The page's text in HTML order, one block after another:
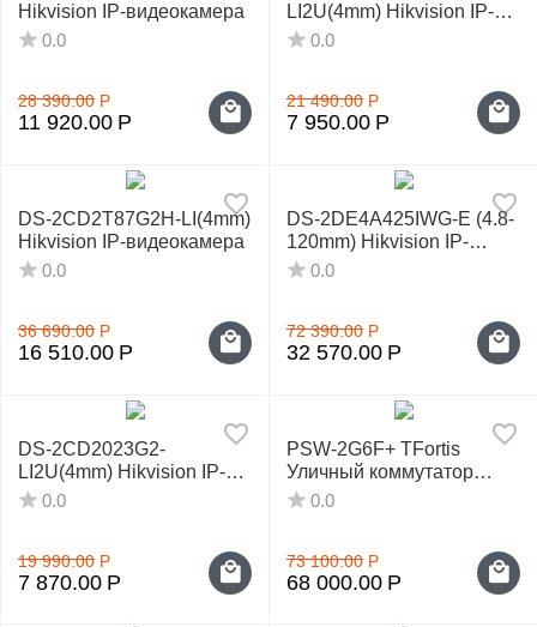
Hikvision IP-видеокамера
0.0
28 390.00 Р
11 920.00 Р
LI2U(4mm) Hikvision IP-
видеокамера
0.0
21 490.00 Р
7 950.00 Р
DS-2CD2T87G2H-LI(4mm)
Hikvision IP-видеокамера
0.0
36 690.00 Р
16 510.00 Р
DS-2DE4A425IWG-E (4.8-
120mm) Hikvision IP-
видеокамера поворотная
0.0
72 390.00 Р
32 570.00 Р
DS-2CD2023G2-
LI2U(4mm) Hikvision IP-
видеокамера
0.0
19 990.00 Р
7 870.00 Р
PSW-2G6F+ TFortis
Уличный коммутатор
управляемый
0.0
73 100.00 Р
68 000.00 Р